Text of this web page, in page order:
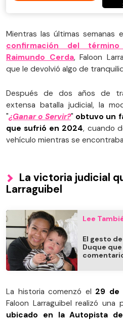
Mientras las últimas semanas
confirmación del
Raimundo Cerda, Faloon
que le devolvió algo de
Después de dos años de
extensa batalla judicial, la
"¿Ganar o Servir?" obtuvo un
que sufrió en 2024, cuando
vehículo mientras se
La victoria judicial
Larraguibel
Lee
El gesto
Duque
La historia comenzó el 29 de
Faloon Larraguibel realizó una
ubicado en la Autopista